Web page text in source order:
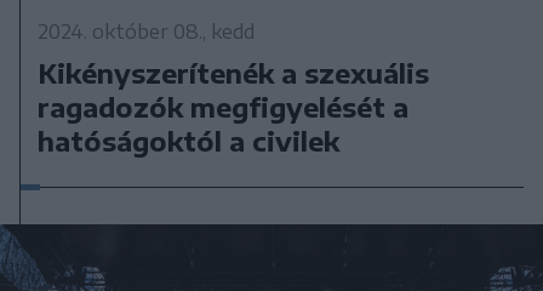
2024. október 08., kedd
Kikényszerítenék a szexuális
ragadozók megfigyelését a
hatóságoktól a civilek